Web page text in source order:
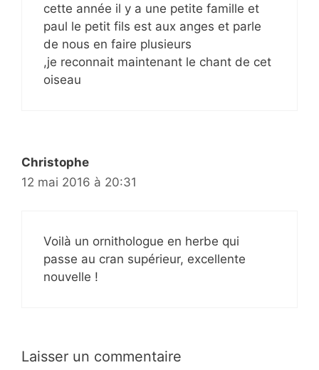
cette année il y a une petite famille et
paul le petit fils est aux anges et parle
de nous en faire plusieurs
,je reconnait maintenant le chant de cet
oiseau
Christophe
12 mai 2016 à 20:31
Voilà un ornithologue en herbe qui
passe au cran supérieur, excellente
nouvelle !
Laisser un commentaire